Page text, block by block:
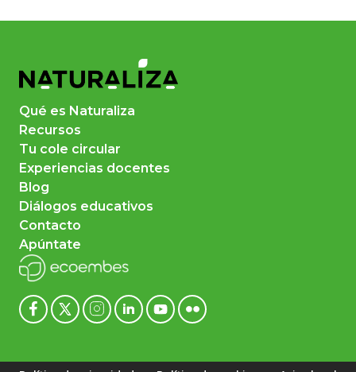
Qué es Naturaliza
Recursos
Tu cole circular
Experiencias docentes
Blog
Diálogos educativos
Contacto
Apúntate